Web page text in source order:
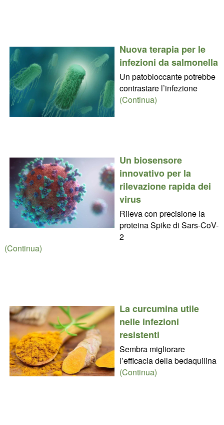
Nuova terapia per le
infezioni da salmonella
Un patobloccante potrebbe
contrastare l’infezione
(Continua)
Un biosensore
innovativo per la
rilevazione rapida dei
virus
Rileva con precisione la
proteina Spike di Sars-CoV-
2
(Continua)
La curcumina utile
nelle infezioni
resistenti
Sembra migliorare
l’efficacia della bedaquilina
(Continua)